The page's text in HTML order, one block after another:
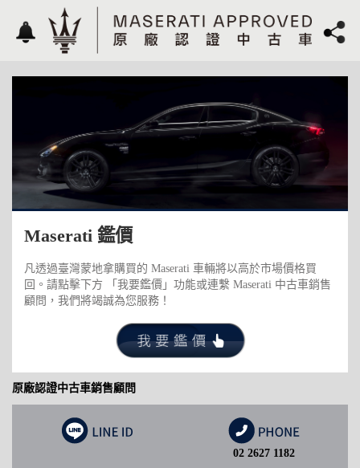
Maserati 鑑價
凡透過臺灣蒙地拿購買的 Maserati 車輛將以高於市場價格買
回。請點擊下方 「我要鑑價」功能或連繫 Maserati 中古車銷售
顧問，我們將竭誠為您服務！
原廠認證中古車銷售顧問
02 2627 1182